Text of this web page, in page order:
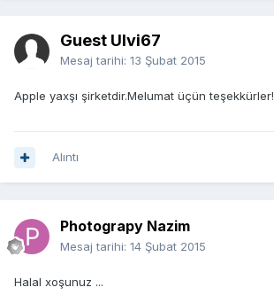
Guest Ulvi67
Mesaj tarihi: 13 Şubat 2015
Apple yaxşı şirketdir.Melumat üçün teşekkürler!
Alıntı
Photograpy Nazim
Mesaj tarihi: 14 Şubat 2015
Halal xoşunuz ...